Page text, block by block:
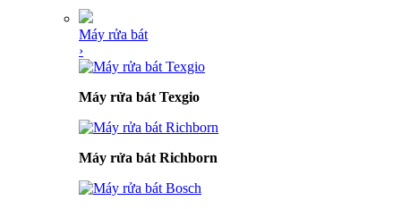
Máy rửa bát
›
Máy rửa bát Texgio
Máy rửa bát Richborn